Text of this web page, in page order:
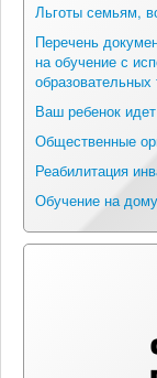
Льготы семьям,
Перечень
на обучение с
образовательных
Ваш ребенок
Общественные
Реабилитация
Обучение на